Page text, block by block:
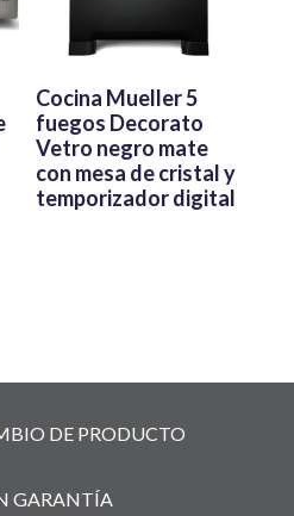
Cocina Mueller 5
fuegos Decorato
Vetro negro mate
con mesa de cristal y
temporizador digital
DE PRODUCTO
GARANTÍA